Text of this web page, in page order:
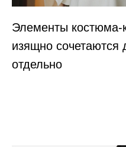
Элементы костюма-
изящно сочетаются
отдельно